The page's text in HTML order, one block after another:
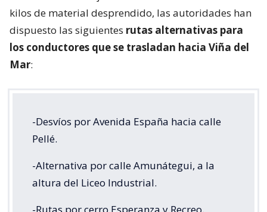
kilos de material desprendido, las autoridades han
dispuesto las siguientes rutas alternativas para
los conductores que se trasladan hacia Viña del
Mar:
-Desvíos por Avenida España hacia calle
Pellé.
-Alternativa por calle Amunátegui, a la
altura del Liceo Industrial.
-Rutas por cerro Esperanza y Recreo.